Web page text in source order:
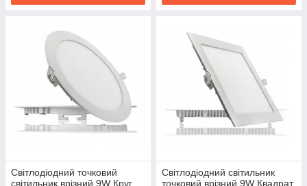
Світлодіодний точковий
світильник врізний 9W Круг
Світлодіодний світильник
точковий врізний 9W Квадрат